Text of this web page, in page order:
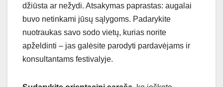
džiūsta ar nežydi. Atsakymas paprastas: augalai
buvo netinkami jūsų sąlygoms. Padarykite
nuotraukas savo sodo vietų, kurias norite
apželdinti – jas galėsite parodyti pardavėjams ir
konsultantams festivalyje.